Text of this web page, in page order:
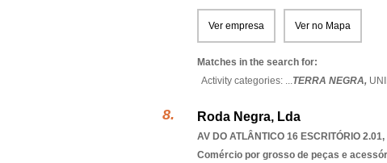
Ver empresa Ver no Mapa
Matches in the search for:
Activity categories: ...TERRA NEGRA,
Roda Negra, Lda
AV DO ATLÂNTICO 16 ESCRITÓRIO
Comércio por grosso de peças e